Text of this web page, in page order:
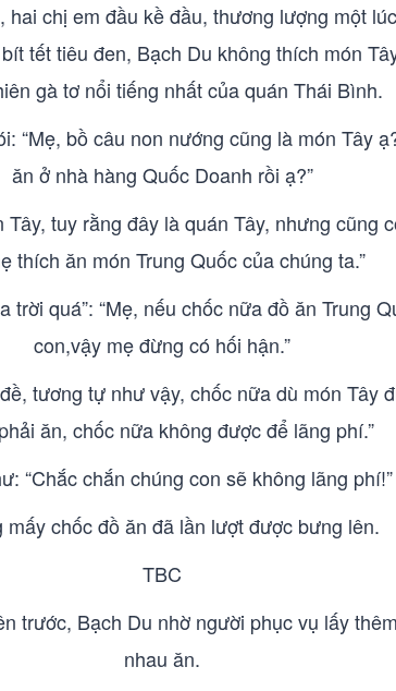
chị em đầu kề đầu, thương lượng một
tết tiêu đen, Bạch Du không thích món
gà tơ nổi tiếng nhất của quán Thái Bình.
“Mẹ, bồ câu non nướng cũng là món Tây
ăn ở nhà hàng Quốc Doanh rồi ạ?”
tuy rằng đây là quán Tây, nhưng cũng
thích ăn món Trung Quốc của chúng ta.”
quá”: “Mẹ, nếu chốc nữa đồ ăn Trung
con,vậy mẹ đừng có hối hận.”
tương tự như vậy, chốc nữa dù món Tây
ăn, chốc nữa không được để lãng phí.”
“Chắc chắn chúng con sẽ không lãng phí!”
mấy chốc đồ ăn đã lần lượt được bưng lên.
TBC
trước, Bạch Du nhờ người phục vụ lấy
nhau ăn.